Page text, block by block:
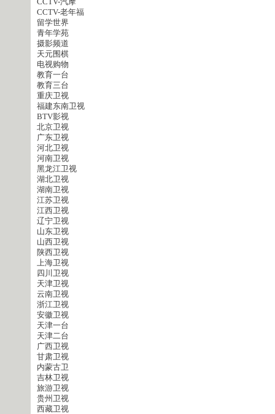
CCTV-老年福
留学世界
青年学苑
摄影频道
天元围棋
电视购物
教育一台
教育三台
重庆卫视
福建东南卫视
BTV影视
北京卫视
广东卫视
河北卫视
河南卫视
黑龙江卫视
湖北卫视
湖南卫视
江苏卫视
江西卫视
辽宁卫视
山东卫视
山西卫视
陕西卫视
上海卫视
四川卫视
天津卫视
云南卫视
浙江卫视
安徽卫视
天津一台
天津二台
广西卫视
甘肃卫视
内蒙古卫
吉林卫视
旅游卫视
贵州卫视
西藏卫视